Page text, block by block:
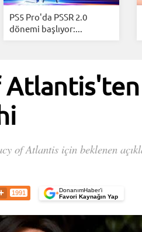
PS5 Pro'da PSSR 2.0
dönemi başlıyor:...
of Atlantis için beklenen
1991 +DonanımHaber’i
Favori Kaynağın Yap